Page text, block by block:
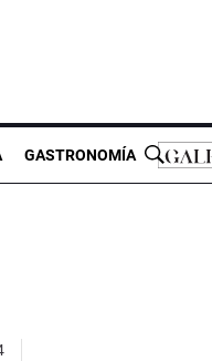
GASTRONOMÍA